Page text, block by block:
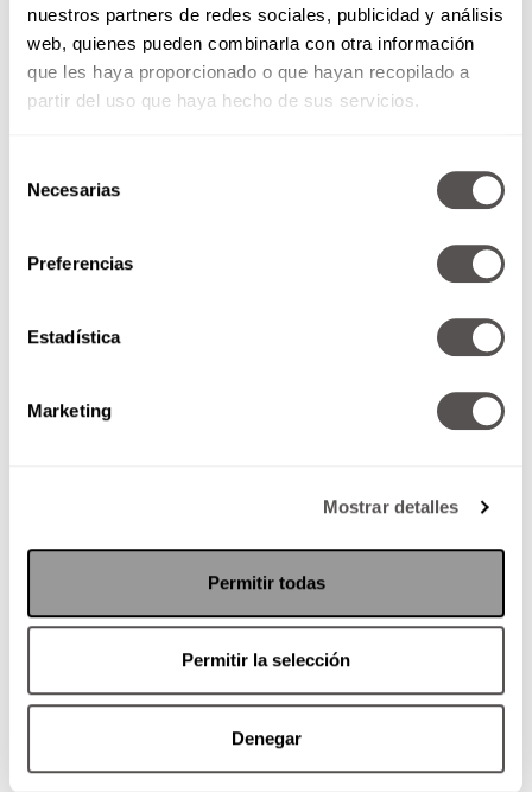
nuestros partners de redes sociales, publicidad y análisis
web, quienes pueden combinarla con otra información
que les haya proporcionado o que hayan recopilado a
partir del uso que haya hecho de sus servicios.
Necesarias
Preferencias
Estadística
Marketing
Mostrar detalles
Permitir todas
Permitir la selección
Denegar